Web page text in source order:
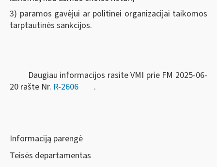
3) paramos gavėjui ar politinei organizacijai taikomos
tarptautinės sankcijos.
Daugiau informacijos rasite VMI prie FM 2025-06-
20 rašte Nr. R-2606 .
Informaciją parengė
Teisės departamentas